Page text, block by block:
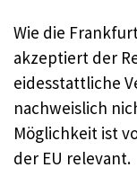
Wie die
akzeptiert der
eidesstattliche
nachweislich
Möglichkeit ist
der EU relevant.